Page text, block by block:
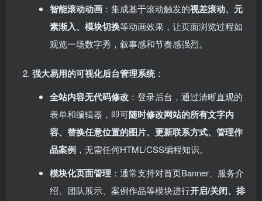
智能滚动动画 ：集成基于滚动触发的视差滚动、元
素渐入、模块切换等动画效果，让页面浏览过程如
观览一场数字秀，叙事感和节奏感强烈。
强大易用的可视化后台管理系统：
全站内容无代码修改 ：登录后台，通过清晰直观的
表单和编辑器，即可随时修改网站的所有文字内
容、替换任意位置的图片、更新联系方式、管理作
品案例 ，无需任何HTML/CSS编程知识。
模块化页面管理 ：通常支持对首页Banner、服务介
绍、团队展示、案例作品等模块进行开启/关闭、排